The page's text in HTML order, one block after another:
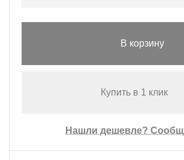
В корзину
Купить в 1 клик
Нашли дешевле?